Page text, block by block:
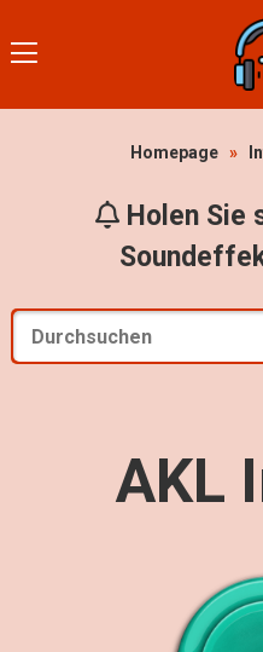
Homepage »
Holen Sie
AKL